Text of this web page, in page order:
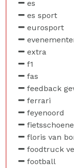
es
es sport
eurosport
extra
f1
fas
feedback
ferrari
feyenoord
floris van
foodtruck
football